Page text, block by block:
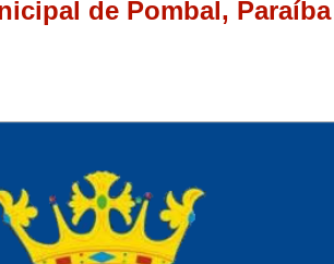
de Pombal, Paraíba